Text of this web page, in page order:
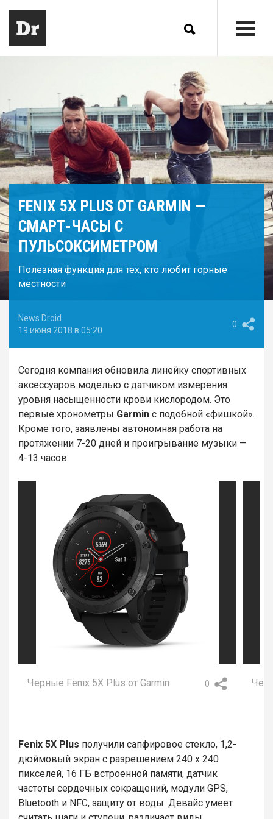
FENIX 5X PLUS ОТ GARMIN —
СМАРТ-ЧАСЫ С
ПУЛЬСОКСИМЕТРОМ
Полезная функция для тех, кто любит горные
местности
News Droid
19 июня 2018 в 05:20
0
Сегодня компания обновила линейку спортивных
аксессуаров моделью с датчиком измерения
уровня насыщенности крови кислородом. Это
первые хронометры Garmin с подобной «фишкой».
Кроме того, заявлены автономная работа на
протяжении 7-20 дней и проигрывание музыки —
4-13 часов.
0
Черные Fenix 5X Plus от Garmin
Fenix 5X Plus получили сапфировое стекло, 1,2-
дюймовый экран с разрешением 240 x 240
пикселей, 16 ГБ встроенной памяти, датчик
частоты сердечных сокращений, модули GPS,
Bluetooth и NFC, защиту от воды. Девайс умеет